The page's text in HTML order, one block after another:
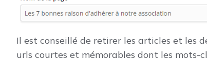
Il est conseillé de retirer les articles et les
urls courtes et mémorables dont les mots-